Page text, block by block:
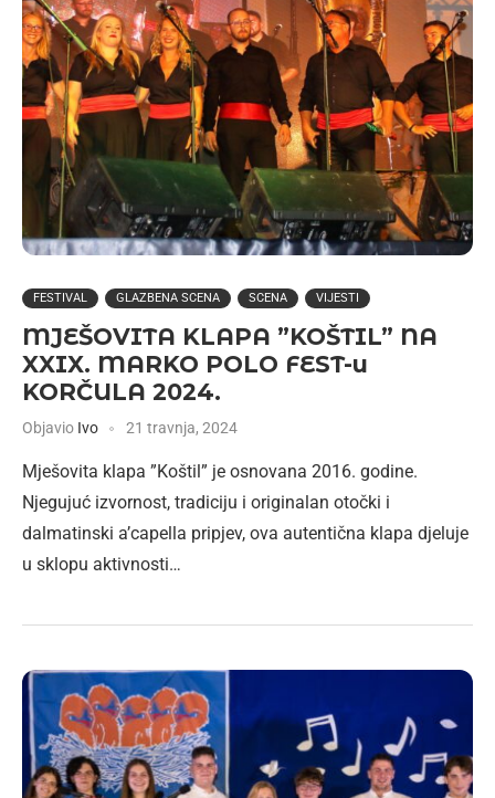
FESTIVAL GLAZBENA SCENA SCENA VIJESTI
MJEŠOVITA KLAPA ”KOŠTIL” NA
XXIX. MARKO POLO FEST-u
KORČULA 2024.
Objavio Ivo 21 travnja, 2024
Mješovita klapa ”Koštil” je osnovana 2016. godine.
Njegujuć izvornost, tradiciju i originalan otočki i
dalmatinski a’capella pripjev, ova autentična klapa djeluje
u sklopu aktivnosti…